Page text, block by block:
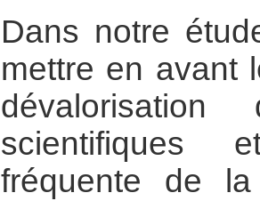
Dans notre
mettre en avant
scientifiques
fréquente de la